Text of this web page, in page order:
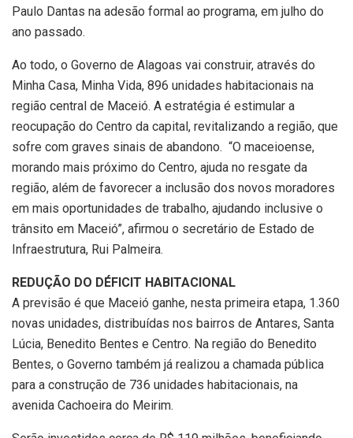
Paulo Dantas na adesão formal ao programa, em julho do
ano passado.
Ao todo, o Governo de Alagoas vai construir, através do
Minha Casa, Minha Vida, 896 unidades habitacionais na
região central de Maceió. A estratégia é estimular a
reocupação do Centro da capital, revitalizando a região, que
sofre com graves sinais de abandono. “O maceioense,
morando mais próximo do Centro, ajuda no resgate da
região, além de favorecer a inclusão dos novos moradores
em mais oportunidades de trabalho, ajudando inclusive o
trânsito em Maceió”, afirmou o secretário de Estado de
Infraestrutura, Rui Palmeira.
REDUÇÃO DO DÉFICIT HABITACIONAL
A previsão é que Maceió ganhe, nesta primeira etapa, 1.360
novas unidades, distribuídas nos bairros de Antares, Santa
Lúcia, Benedito Bentes e Centro. Na região do Benedito
Bentes, o Governo também já realizou a chamada pública
para a construção de 736 unidades habitacionais, na
avenida Cachoeira do Meirim.